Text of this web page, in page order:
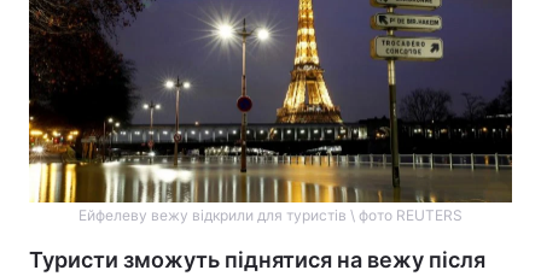
Ейфелеву вежу відкрили для туристів \ фото REUTERS
Туристи зможуть піднятися на вежу після